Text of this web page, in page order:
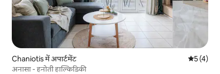
Chaniotis में अपार्टमेंट औसत रेटिंग
5 (4)
अनासा - हनोती हाल्किडिकी